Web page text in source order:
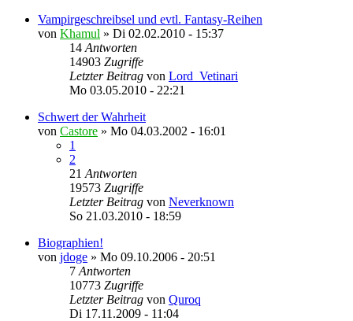
Vampirgeschreibsel und evtl. Fantasy-Reihen
von Khamul » Di 02.02.2010 - 15:37
14 Antworten
14903 Zugriffe
Letzter Beitrag von Lord_Vetinari
Mo 03.05.2010 - 22:21
Schwert der Wahrheit
von Castore » Mo 04.03.2002 - 16:01
1
2
21 Antworten
19573 Zugriffe
Letzter Beitrag von Neverknown
So 21.03.2010 - 18:59
Biographien!
von jdoge » Mo 09.10.2006 - 20:51
7 Antworten
10773 Zugriffe
Letzter Beitrag von Quroq
Di 17.11.2009 - 11:04